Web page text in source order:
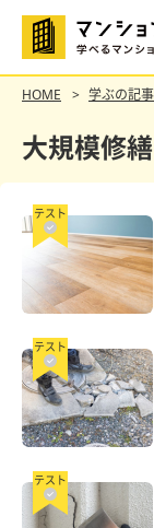
HOME 学ぶの記
大規模修
テスト
テスト
テスト